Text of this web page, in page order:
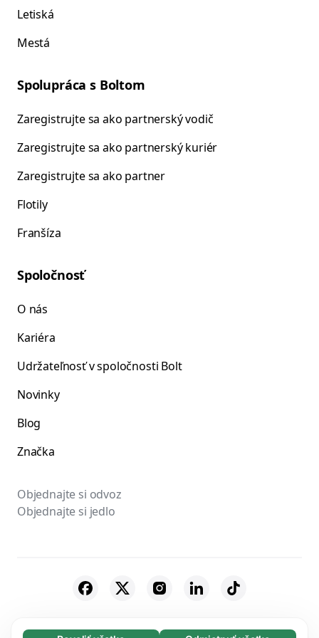
Letiská
Mestá
Spolupráca s Boltom
Zaregistrujte sa ako partnerský vodič
Zaregistrujte sa ako partnerský kuriér
Zaregistrujte sa ako partner
Flotily
Franšíza
Spoločnosť
O nás
Kariéra
Udržateľnosť v spoločnosti Bolt
Novinky
Blog
Značka
Objednajte si odvoz
Objednajte si jedlo
© 2026 Bolt Technology OÜ